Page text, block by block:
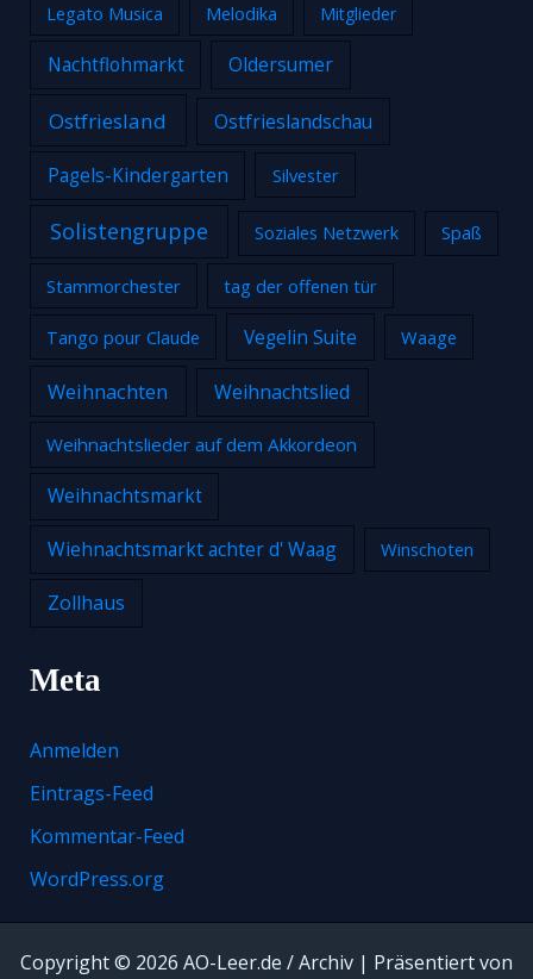
Legato Musica Melodika Mitglieder
Nachtflohmarkt Oldersumer
Ostfriesland Ostfrieslandschau
Pagels-Kindergarten Silvester
Solistengruppe Soziales Netzwerk Spaß
Stammorchester tag der offenen tür
Tango pour Claude Vegelin Suite Waage
Weihnachten Weihnachtslied
Weihnachtslieder auf dem Akkordeon
Weihnachtsmarkt
Wiehnachtsmarkt achter d' Waag Winschoten
Zollhaus
Meta
Anmelden
Eintrags-Feed
Kommentar-Feed
WordPress.org
Copyright © 2026 AO-Leer.de / Archiv | Präsentiert von